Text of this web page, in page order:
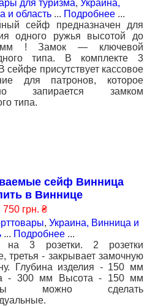
для туризма, Украина,
и область ... Подробнее ...
сейф предназначен для
одного ружья высотой до
! Замок — ключевой
типа. В комплекте 3
сейфе присутствует кассовое
для патронов, которое
запирается замком
типа.
сейф Винница
в Виннице
750 грн. ₴
, Украина, Винница и
... Подробнее ...
на 3 розетки. 2 розетки
третья - закрывает замочную
Глубина изделия - 150 мм
- 300 мм Высота - 150 мм
можно сделать